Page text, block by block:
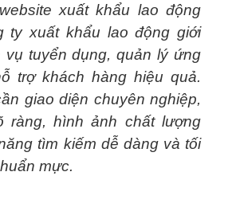
xuất khẩu lao động
ty xuất khẩu lao động giới
vụ tuyển dụng, quản lý ứng
trợ khách hàng hiệu quả.
giao diện chuyên nghiệp,
ràng, hình ảnh chất lượng
tìm kiếm dễ dàng và tối
mực.